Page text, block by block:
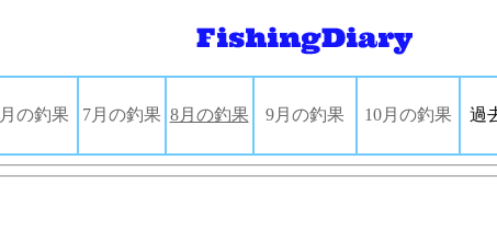
の釣果 7月の釣果 8月の釣果 9月の釣果 10月の釣果 過